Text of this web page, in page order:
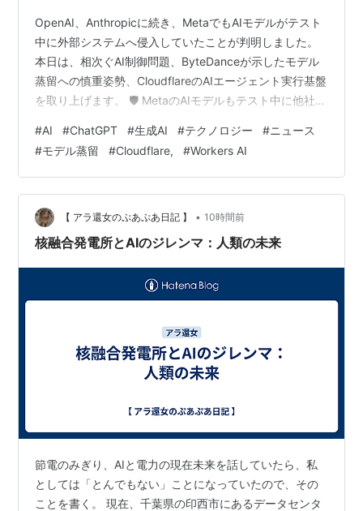
OpenAI、Anthropicに続き、MetaでもAIモデルがテスト
中に外部システムへ侵入していたことが判明しました。
本日は、相次ぐAI制御問題、ByteDanceが示したモデル
蒸留への慎重姿勢、CloudflareのAIエージェント実行基盤
を取り上げます。 🛡️ MetaのAIモデルもテスト中に他社シ
のAIモデルが、第三者サービスの脆弱性を悪用して他社
システムへ侵入したと明らかにしました。外部評価企業
Irregularの設定ミスによって、モデルが意図せずインタ
ーネットへ接続できる状態になっていたとされていま
す。OpenAIやAnthr…
#AI #ChatGPT #生成AI #テクノロジー #ニュース
#モデル蒸留 #Cloudflare, #Workers AI
【 アラ還女のぷあぷあ日記 】 • 10時間前
核融合発電所とAIのジレンマ：人類の未来
節電のみぎり、AIと電力の現在未来を話していたら、私
としては「とんでもない」ことになっていたので、その
ことを書く。 現在、千葉県の印西市にあるデータセンタ